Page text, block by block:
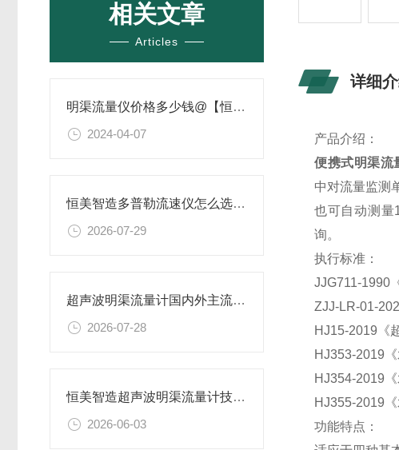
相关文章
Articles
明渠流量仪价格多少钱@【恒美智造】
2024-04-07
恒美智造多普勒流速仪怎么选？明渠流量计机型差异解析及选购指南
2026-07-29
超声波明渠流量计国内外主流品牌汇总盘点，恒美智造明渠流量仪优势全面解析
2026-07-28
恒美智造超声波明渠流量计技术报告书：明渠流量仪核心参数与性能深度解读
2026-06-03
详细
产品介绍：
便携式明渠流
中对流量监测
也可自动测量
询。
执行标准：
JJG711-1990
ZJJ-LR-01-
HJ15-2019《
HJ353-2019
HJ354-2019
HJ355-2019
功能特点：